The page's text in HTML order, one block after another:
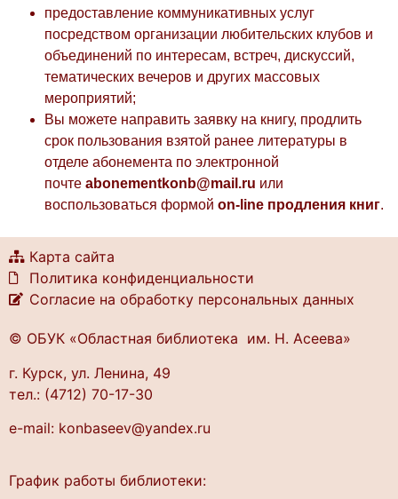
предоставление коммуникативных услуг
посредством организации любительских клубов и
объединений по интересам, встреч, дискуссий,
тематических вечеров и других массовых
мероприятий;
Вы можете направить заявку на книгу, продлить
срок пользования взятой ранее литературы в
отделе абонемента по электронной
почте abonementkonb@mail.ru или
воспользоваться формой on-line продления книг.
Карта сайта
Политика конфиденциальности
Согласие на обработку персональных данных
© ОБУК «Областная библиотека им. Н. Асеева»
г. Курск, ул. Ленина, 49
тел.: (4712) 70-17-30
e-mail: konbaseev@yandex.ru
График работы библиотеки: